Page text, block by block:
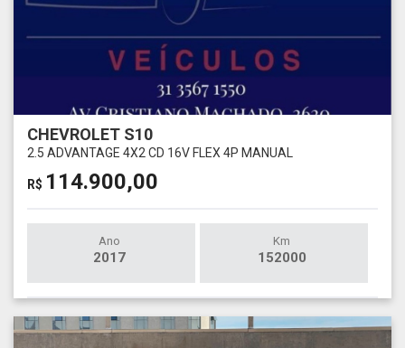
CHEVROLET S10
2.5 ADVANTAGE 4X2 CD 16V FLEX 4P MANUAL
R$ 114.900,00
Ano
2017
Km
152000